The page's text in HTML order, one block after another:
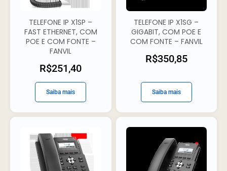
TELEFONE IP X1SP –
FAST ETHERNET, COM
POE E COM FONTE –
FANVIL
R$251,40
Saiba mais
TELEFONE IP X1SG –
GIGABIT, COM POE E
COM FONTE – FANVIL
R$350,85
Saiba mais